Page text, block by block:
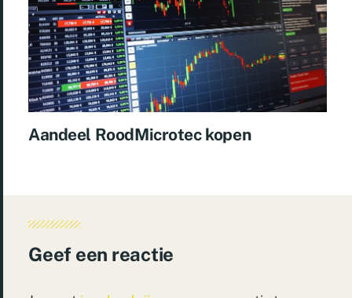
Aandeel RoodMicrotec kopen
Geef een reactie